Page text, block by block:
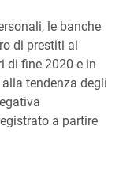
le banche
di prestiti ai
di fine 2020 e in
tendenza degli
a partire